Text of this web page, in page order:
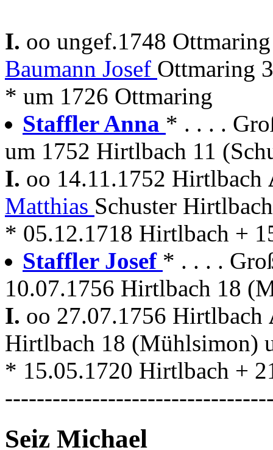
I. oo ungef.1748
Baumann Josef Ottmaring
* um 1726 Ottmaring
Staffler Anna * . . . .
um 1752 Hirtlbach 11
I. oo 14.11.1752 Hirtlbach
Matthias Schuster
* 05.12.1718 Hirtlbach +
Staffler Josef * . . . .
10.07.1756 Hirtlbach 18
I. oo 27.07.1756 Hirtlbach
Hirtlbach 18 (Mühlsimon)
* 15.05.1720 Hirtlbach +
Seiz Michael